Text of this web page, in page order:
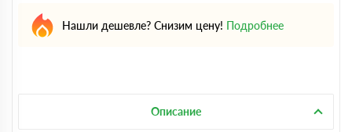
Нашли дешевле? Снизим цену! Подробнее
Описание